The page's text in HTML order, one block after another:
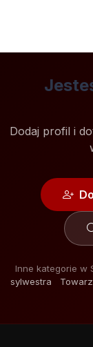
Dodaj profil i
Inne kategorie w
sylwestra